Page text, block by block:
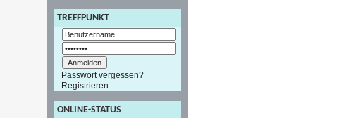
TREFFPUNKT
Passwort vergessen?
Registrieren
ONLINE-STATUS